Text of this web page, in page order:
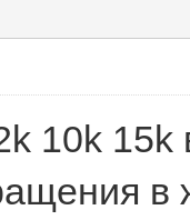
10k
в